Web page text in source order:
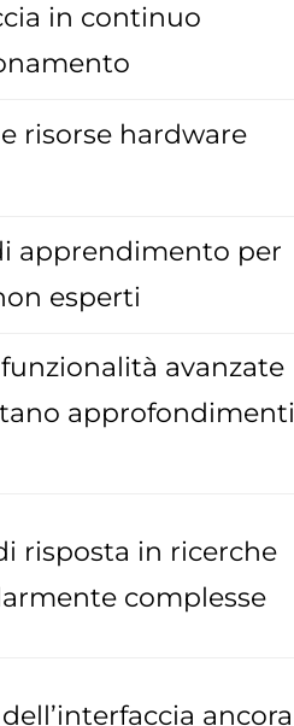
in continuo
risorse hardware
apprendimento per
esperti
avanzate
approfondimenti
risposta in ricerche
complesse
ancora